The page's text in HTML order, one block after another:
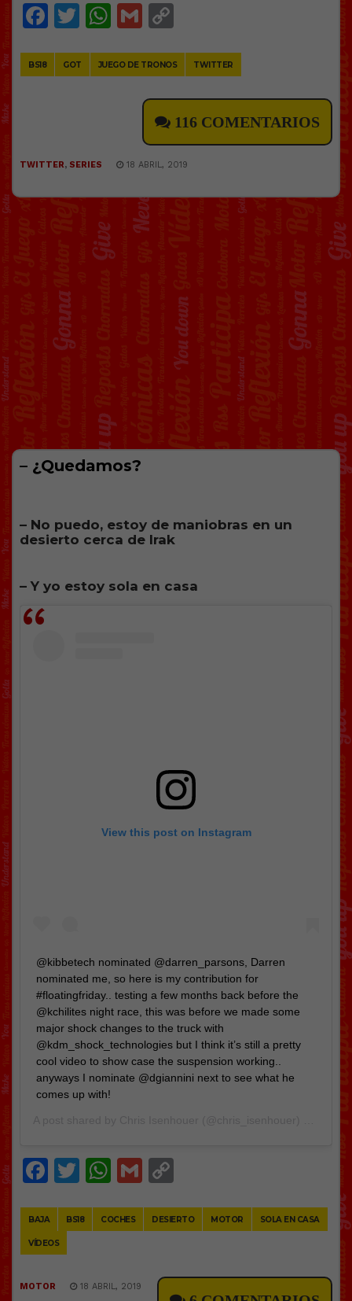
Facebook
Twitter
WhatsApp
Gmail
BS18 GOT JUEGO DE TRONOS TWITTER
116 COMENTARIOS
TWITTER, SERIES 18 ABRIL, 2019
– ¿Quedamos?
– No puedo, estoy de maniobras en un
desierto cerca de Irak
– Y yo estoy sola en casa
View this post on Instagram
@kibbetech nominated @darren_parsons, Darren
nominated me, so here is my contribution for
#floatingfriday.. testing a few months back before the
@kchilites night race, this was before we made some
major shock changes to the truck with
@kdm_shock_technologies but I think it’s still a pretty
cool video to show case the suspension working..
anyways I nominate @dgiannini next to see what he
comes up with!
Facebook
Twitter
WhatsApp
Gmail
BAJA BS18 COCHES DESIERTO MOTOR SOLA EN CASA
VÍDEOS
MOTOR 18 ABRIL, 2019